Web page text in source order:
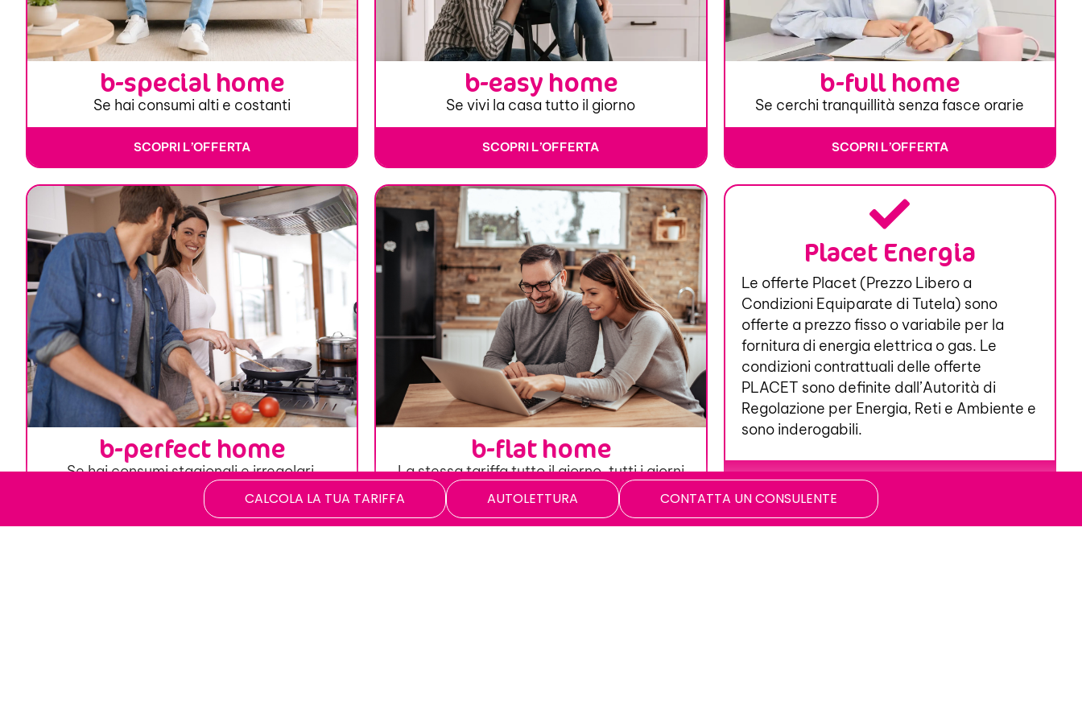
b-special home
Se hai consumi alti e costanti
SCOPRI L’OFFERTA
b-easy home
Se vivi la casa tutto il giorno
SCOPRI L’OFFERTA
b-full home
Se cerchi tranquillità senza fasce orarie
SCOPRI L’OFFERTA
b-perfect home
Se hai consumi stagionali e irregolari
SCOPRI L’OFFERTA
b-flat home
La stessa tariffa tutto il giorno, tutti i giorni
SCOPRI L’OFFERTA
Placet Energia
Le offerte Placet (Prezzo Libero a
Condizioni Equiparate di Tutela) sono
offerte a prezzo fisso o variabile per la
fornitura di energia elettrica o gas. Le
condizioni contrattuali delle offerte
PLACET sono definite dall’Autorità di
Regolazione per Energia, Reti e Ambiente e
sono inderogabili.
VAI ALLE OFFERTE PLACET
CALCOLA LA TUA TARIFFA AUTOLETTURA CONTATTA UN CONSULENTE